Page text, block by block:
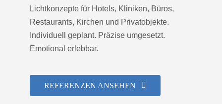
Lichtkonzepte für Hotels, Kliniken, Büros,
Restaurants, Kirchen und Privatobjekte.
Individuell geplant. Präzise umgesetzt.
Emotional erlebbar.
REFERENZEN ANSEHEN